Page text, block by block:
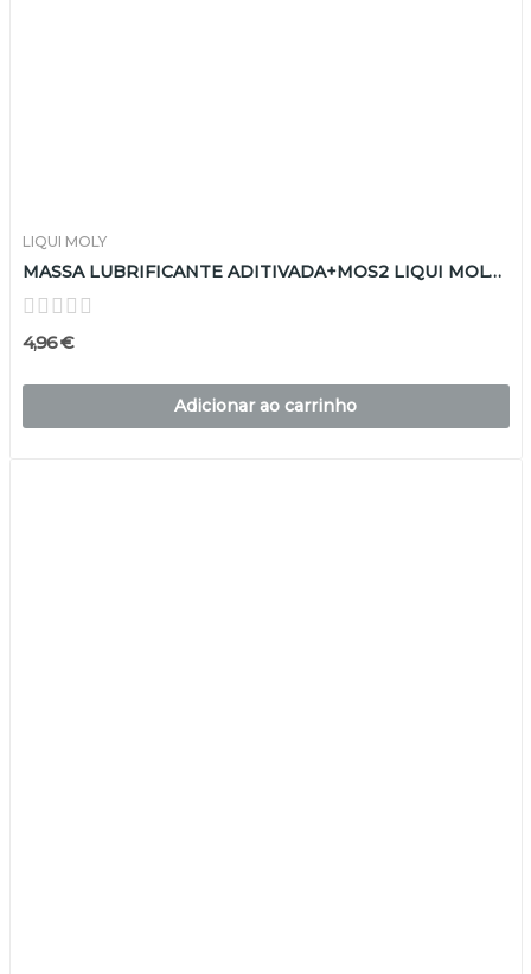
LIQUI MOLY
MASSA LUBRIFICANTE ADITIVADA+MOS2 LIQUI MOLY 100G
4,96 €
Adicionar ao carrinho